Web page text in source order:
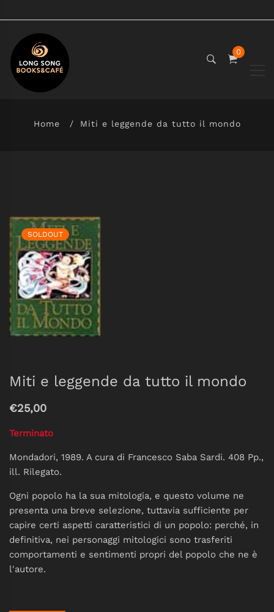
0
Home Miti e leggende da tutto il mondo
SOLDOUT
Miti e leggende da tutto il mondo
€25,00
Terminato
Mondadori, 1989. A cura di Francesco Saba Sardi. 408 Pp.,
ill. Rilegato.
Ogni popolo ha la sua mitologia, e questo volume ne
presenta una breve selezione, tuttavia sufficiente per
capire certi aspetti caratteristici di un popolo: perché, in
definitiva, nei personaggi mitologici sono trasferiti
comportamenti e sentimenti propri del popolo che ne è
l'autore.